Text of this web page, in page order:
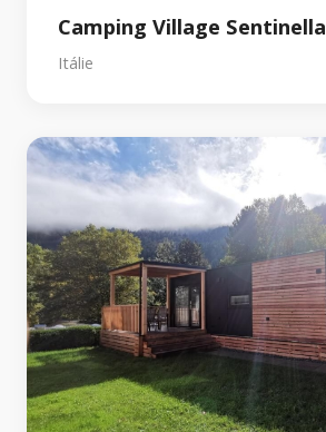
Camping Village Sentinella
Itálie